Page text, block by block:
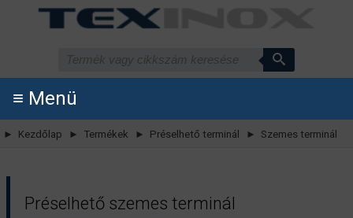
≡ Menü
► Kezdőlap ► Termékek ► Préselhető terminál ► Szemes terminál
Préselhető szemes terminál